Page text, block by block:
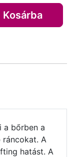
Kosárba
a bőrben a
A
hatást. A